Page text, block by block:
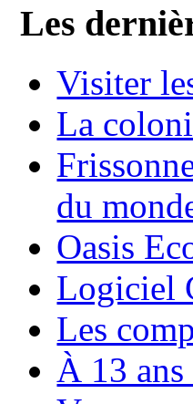
Les
Visiter
La
du
Oasis
Logiciel
Les
À 13